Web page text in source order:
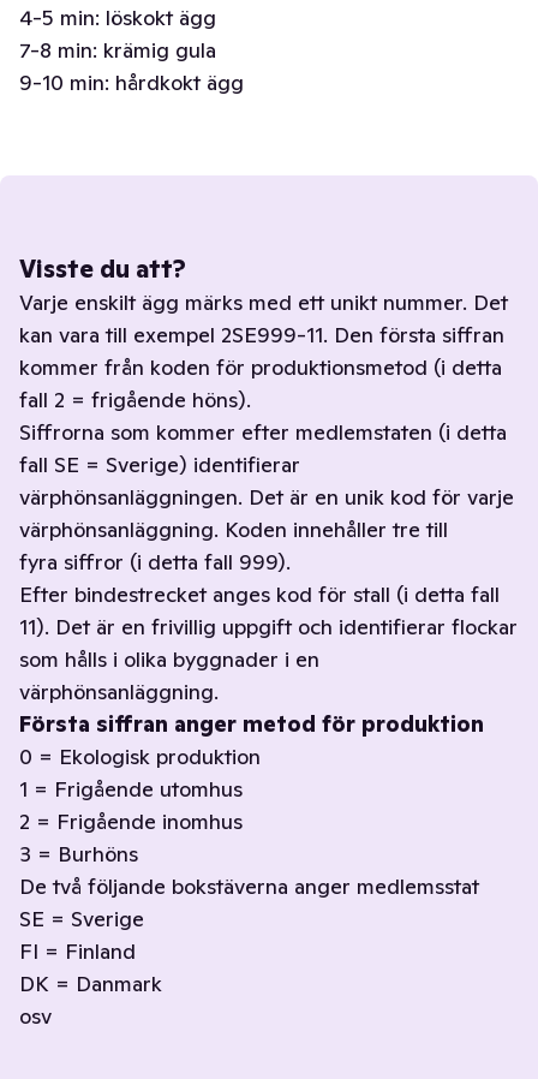
4-5 min: löskokt ägg
7-8 min: krämig gula
9-10 min: hårdkokt ägg
Visste du att?
Varje enskilt ägg märks med ett unikt nummer. Det
kan vara till exempel 2SE999-11. Den första siffran
kommer från koden för produktionsmetod (i detta
fall 2 = frigående höns).
Siffrorna som kommer efter medlemstaten (i detta
fall SE = Sverige) identifierar
värphönsanläggningen. Det är en unik kod för varje
värphönsanläggning. Koden innehåller tre till
fyra siffror (i detta fall 999).
Efter bindestrecket anges kod för stall (i detta fall
11). Det är en frivillig uppgift och identifierar flockar
som hålls i olika byggnader i en
värphönsanläggning.
Första siffran anger metod för produktion
0 = Ekologisk produktion
1 = Frigående utomhus
2 = Frigående inomhus
3 = Burhöns
De två följande bokstäverna anger medlemsstat
SE = Sverige
FI = Finland
DK = Danmark
osv